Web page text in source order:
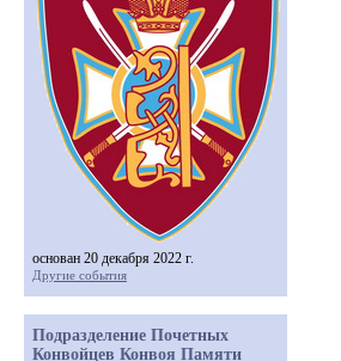
основан 20 декабря 2022 г.
Другие события
Подразделение Почетных
Конвойцев Конвоя Памяти